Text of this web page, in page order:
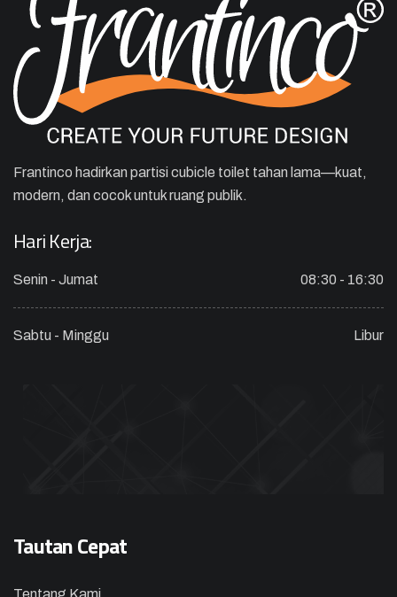
Frantinco hadirkan partisi cubicle toilet tahan lama—kuat,
modern, dan cocok untuk ruang publik.
Hari Kerja:
Senin - Jumat 08:30 - 16:30
Sabtu - Minggu Libur
Tautan Cepat